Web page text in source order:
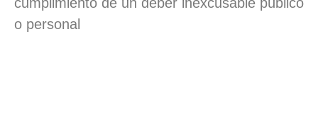
o personal